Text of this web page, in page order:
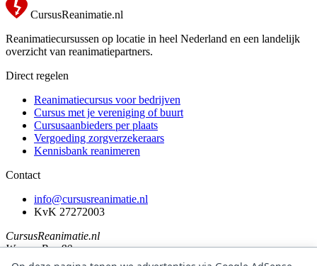
CursusReanimatie.nl
Reanimatiecursussen op locatie in heel Nederland en een landelijk
overzicht van reanimatiepartners.
Direct regelen
Reanimatiecursus voor bedrijven
Cursus met je vereniging of buurt
Cursusaanbieders per plaats
Vergoeding zorgverzekeraars
Kennisbank reanimeren
Contact
info@cursusreanimatie.nl
KvK 27272003
CursusReanimatie.nl
Weg en Bos 80
2661 GZ Bergschenhoek (Lansingerland)